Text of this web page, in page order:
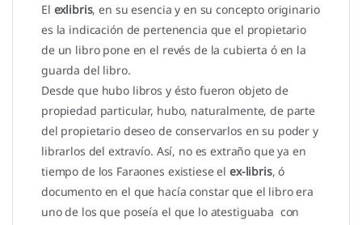
El exlibris, en su esencia y en su concepto originario
es la indicación de pertenencia que el propietario
de un libro pone en el revés de la cubierta ó en la
guarda del libro.
Desde que hubo libros y ésto fueron objeto de
propiedad particular, hubo, naturalmente, de parte
del propietario deseo de conservarlos en su poder y
librarlos del extravío. Así, no es extraño que ya en
tiempo de los Faraones existiese el ex-libris, ó
documento en el que hacía constar que el libro era
uno de los que poseía el que lo atestiguaba con